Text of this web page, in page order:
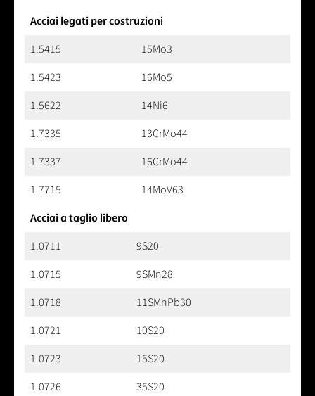
Acciai legati per costruzioni
1.5415
15Mo3
1.5423
16Mo5
1.5622
14Ni6
1.7335
13CrMo44
1.7337
16CrMo44
1.7715
14MoV63
Acciai a taglio libero
1.0711
9S20
1.0715
9SMn28
1.0718
11SMnPb30
1.0721
10S20
1.0723
15S20
1.0726
35S20